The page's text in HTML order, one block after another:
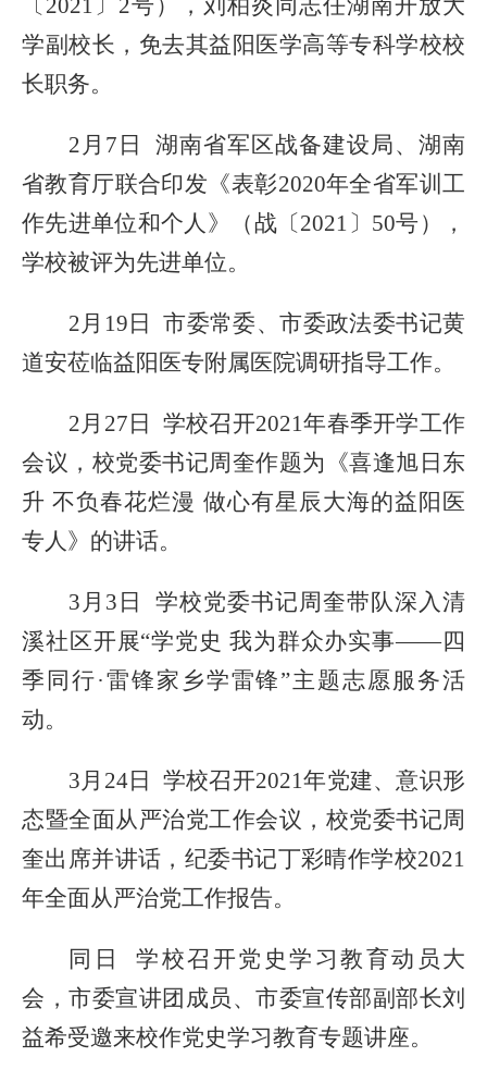
〔 2021〕2号）， 刘柏炎同志任湖南开放大
学副校长，免去其益阳医学高等专科学校校
长职务。
2月7日 湖南省军区战备建设局、湖南
省教育厅联合印发《表彰2020年全省军训工
作先进单位和个人》
（战〔2021〕 50号）
，
学校被评为先进单位。
2月19日 市委常委、市委政法委书记黄
道安莅临益阳医专附属医院调研指导工作。
2月27日 学校召开2021年春季开学工作
会议，校党委书记周奎作题为《喜逢旭日东
升 不负春花烂漫 做心有星辰大海的益阳医
专人》的讲话。
3月3日 学校党委书记周奎带队深入清
溪社区开展“学党史 我为群众办实事——四
季同行·雷锋家乡学雷锋”主题志愿服务活
动。
3月24日 学校召开2021年党建、意识形
态暨全面从严治党工作会议，校党委书记周
奎出席并讲话，纪委书记丁彩晴作学校2021
年全面从严治党工作报告。
同日 学校召开党史学习教育动员大
会 ， 市委宣讲团成员、市委宣传部副部长刘
益希受邀来校作党史学习教育专题讲座。